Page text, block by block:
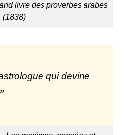
livre des proverbes arabes
(1838)
qui devine